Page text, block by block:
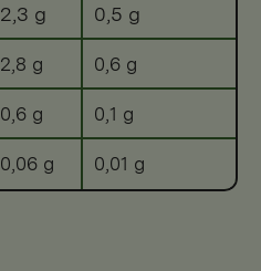
2,3 g 0,5 g
2,8 g 0,6 g
0,6 g 0,1 g
0,06 g 0,01 g